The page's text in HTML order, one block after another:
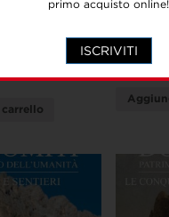
primo acquisto online!
ISCRIVITI
Orientale tra
e l’Età
I
30,00€